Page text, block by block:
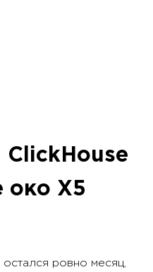
ClickHouse
око X5
остался ровно месяц,